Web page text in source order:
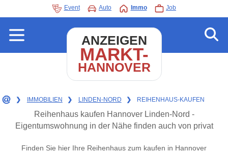
Event Auto Immo Job
ANZEIGEN
MARKT-
HANNOVER
❯ IMMOBILIEN ❯ LINDEN-NORD ❯ REIHENHAUS-KAUFEN
Reihenhaus kaufen Hannover Linden-Nord -
Eigentumswohnung in der Nähe finden auch von privat
Finden Sie hier Ihre Reihenhaus zum kaufen in Hannover